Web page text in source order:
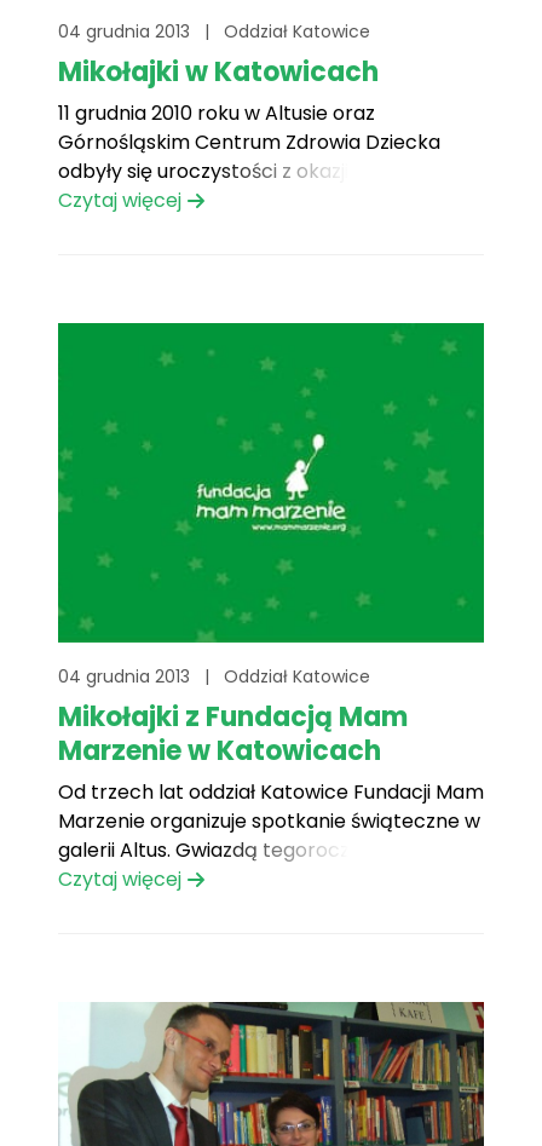
04 grudnia 2013 | Oddział Katowice
Mikołajki w Katowicach
11 grudnia 2010 roku w Altusie oraz
Górnośląskim Centrum Zdrowia Dziecka
odbyły się uroczystości z okazji Mikołajek.
Sobotni poranek 11 grudnia nie był zwykłym
dzień zapowiadał się bardzo pracowicie. Od
godziny 11[...]
Czytaj więcej
04 grudnia 2013 | Oddział Katowice
Mikołajki z Fundacją Mam
Marzenie w Katowicach
Od trzech lat oddział Katowice Fundacji Mam
Marzenie organizuje spotkanie świąteczne w
galerii Altus. Gwiazdą tegorocznej imprezy
będzie Ania Wyszkoni. Od trzech lat oddział
Wyszkoni, która przeczyta małym gościom
Altusa bajkę. Spotkanie rozpocznie się[...]
Czytaj więcej